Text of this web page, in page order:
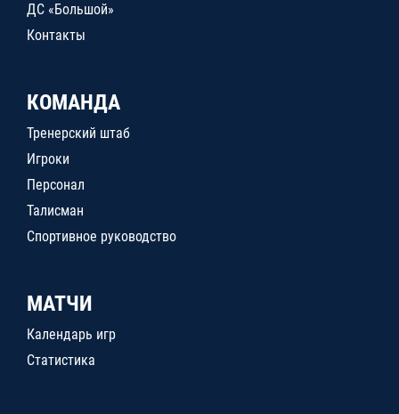
ДС «Большой»
Контакты
КОМАНДА
Тренерский штаб
Игроки
Персонал
Талисман
Спортивное руководство
МАТЧИ
Календарь игр
Статистика